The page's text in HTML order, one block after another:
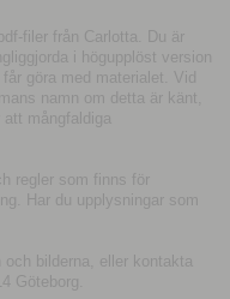
filer från Carlotta. Du är
i högupplöst version
göra med materialet. Vid
namn om detta är känt,
mångfaldiga
regler som finns för
Har du upplysningar som
bilderna, eller kontakta
Göteborg.